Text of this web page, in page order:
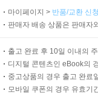
마이페이지 > 반품/교환 신
판매자 배송 상품은 판매자
출고 완료 후 10일 이내의
디지털 콘텐츠인 eBook의
중고상품의 경우 출고 완료
모바일 쿠폰의 경우 유효기